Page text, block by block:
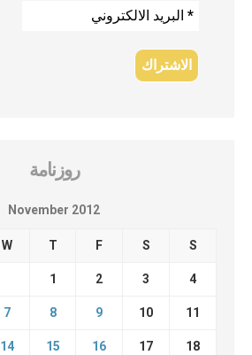
روزنامة
November 2012
W T F S S
1 2 3 4
7 8 9 10 11
14 15 16 17 18